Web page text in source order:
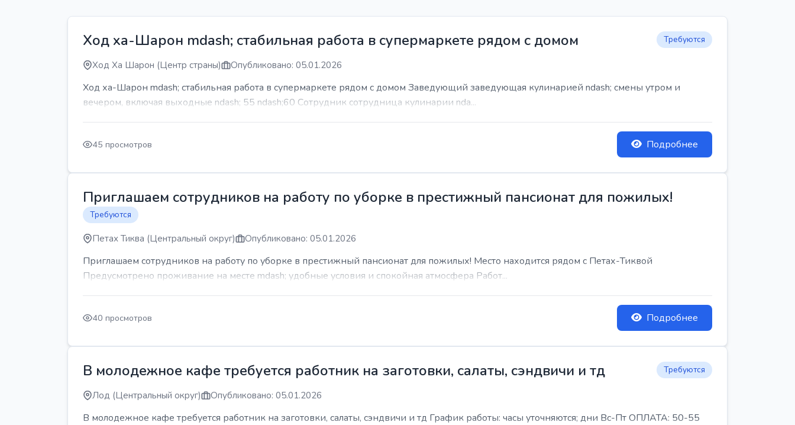
Ход ха-Шарон mdash; стабильная работа в супермаркете рядом с домом Требуются
Ход Ха Шарон (Центр страны) Опубликовано: 05.01.2026
Ход ха-Шарон mdash; стабильная работа в супермаркете рядом с домом Заведующий заведующая кулинарией ndash; смены утром и
вечером, включая выходные ndash; 55 ndash;60 Сотрудник сотрудница кулинарии nda...
45 просмотров Подробнее
Приглашаем сотрудников на работу по уборке в престижный пансионат для пожилых!
Требуются
Петах Тиква (Центральный округ) Опубликовано: 05.01.2026
Приглашаем сотрудников на работу по уборке в престижный пансионат для пожилых! Место находится рядом с Петах-Тиквой
Предусмотрено проживание на месте mdash; удобные условия и спокойная атмосфера Работ...
40 просмотров Подробнее
В молодежное кафе требуется работник на заготовки, салаты, сэндвичи и тд Требуются
Лод (Центральный округ) Опубликовано: 05.01.2026
В молодежное кафе требуется работник на заготовки, салаты, сэндвичи и тд График работы: часы уточняются; дни Вс-Пт ОПЛАТА: 50-55